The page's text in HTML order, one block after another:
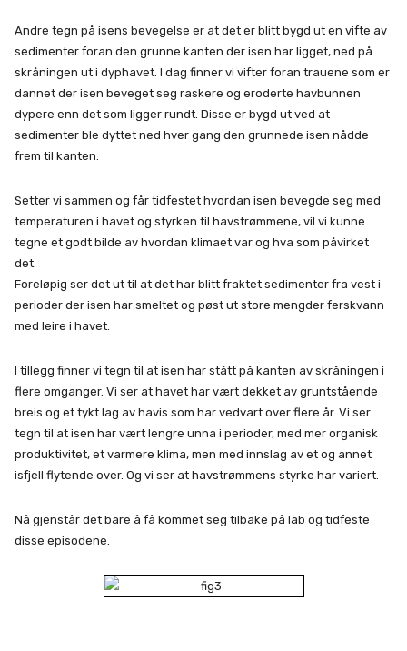
Andre tegn på isens bevegelse er at det er blitt bygd ut en vifte av
sedimenter foran den grunne kanten der isen har ligget, ned på
skråningen ut i dyphavet. I dag finner vi vifter foran trauene som er
dannet der isen beveget seg raskere og eroderte havbunnen
dypere enn det som ligger rundt. Disse er bygd ut ved at
sedimenter ble dyttet ned hver gang den grunnede isen nådde
frem til kanten.
Setter vi sammen og får tidfestet hvordan isen bevegde seg med
temperaturen i havet og styrken til havstrømmene, vil vi kunne
tegne et godt bilde av hvordan klimaet var og hva som påvirket
det.
Foreløpig ser det ut til at det har blitt fraktet sedimenter fra vest i
perioder der isen har smeltet og pøst ut store mengder ferskvann
med leire i havet.
I tillegg finner vi tegn til at isen har stått på kanten av skråningen i
flere omganger. Vi ser at havet har vært dekket av gruntstående
breis og et tykt lag av havis som har vedvart over flere år. Vi ser
tegn til at isen har vært lengre unna i perioder, med mer organisk
produktivitet, et varmere klima, men med innslag av et og annet
isfjell flytende over. Og vi ser at havstrømmens styrke har variert.
Nå gjenstår det bare å få kommet seg tilbake på lab og tidfeste
disse episodene.